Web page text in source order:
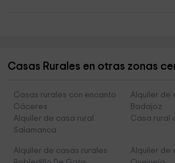
Casas Rurales en otras zonas
Casas rurales con encanto
Cáceres
Alquiler de
Badajoz
Alquiler de casa rural
Salamanca
Casa rural
Alquiler de casas rurales
Alquiler de